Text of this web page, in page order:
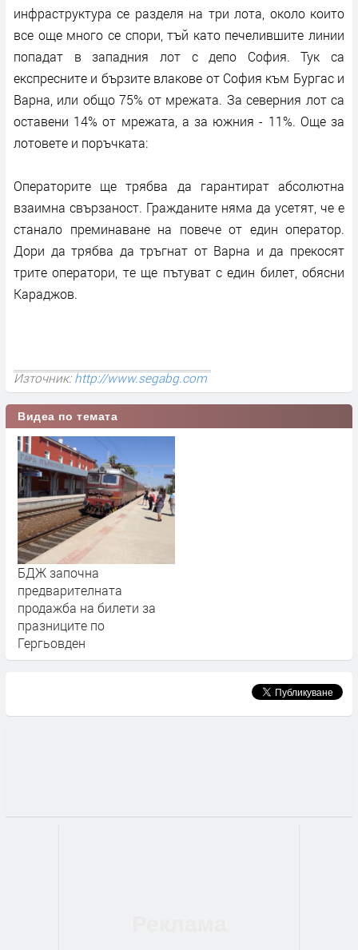
инфраструктура се разделя на три лота, около които
все още много се спори, тъй като печелившите линии
попадат в западния лот с депо София. Тук са
експресните и бързите влакове от София към Бургас и
Варна, или общо 75% от мрежата. За северния лот са
оставени 14% от мрежата, а за южния - 11%. Още за
лотовете и поръчката:
Операторите ще трябва да гарантират абсолютна
взаимна свързаност. Гражданите няма да усетят, че е
станало преминаване на повече от един оператор.
Дори да трябва да тръгнат от Варна и да прекосят
трите оператори, те ще пътуват с един билет, обясни
Караджов.
Източник:http://www.segabg.com
Видеа по темата
БДЖ започна
предварителната
продажба на билети за
празниците по
Гергьовден